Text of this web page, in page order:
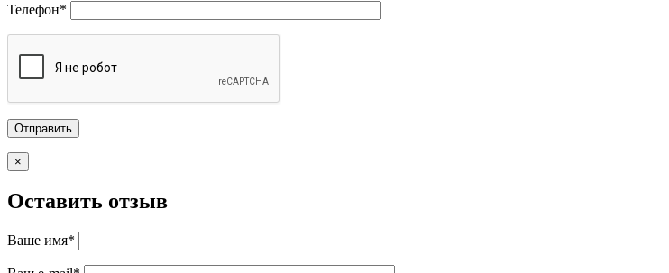
Телефон*
×
Оставить отзыв
Ваше имя*